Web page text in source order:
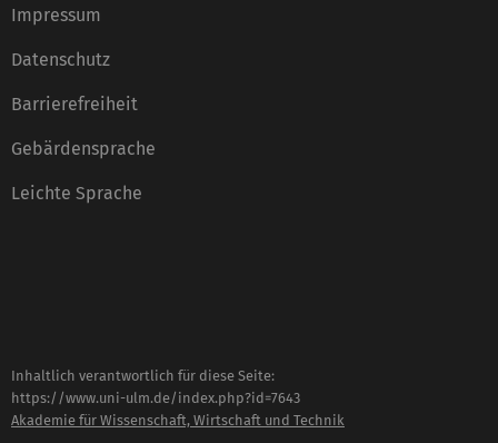
Impressum
Datenschutz
Barrierefreiheit
Gebärdensprache
Leichte Sprache
Inhaltlich verantwortlich für diese Seite:
https://www.uni-ulm.de/index.php?id=7643
Akademie für Wissenschaft, Wirtschaft und Technik